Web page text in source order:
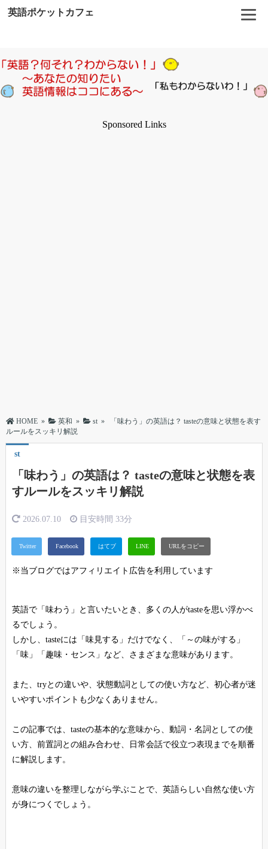
英語ポケットカフェ
Sponsored Links
HOME » 英和 » st »
「味わう」の英語は？ tasteの意味と状態を表す
ルールをスッキリ解説
st
「味わう」の英語は？ tasteの意味と状態を表
すルールをスッキリ解説
2026.07.10 目安時間 33分
※当ブログではアフィリエイト広告を利用しています
英語で「味わう」と言いたいとき、多くの人がtasteを思い浮かべ
るでしょう。
しかし、tasteには「味見する」だけでなく、「～の味がする」
「味」「趣味・センス」など、さまざまな意味があります。
また、tryとの違いや、状態動詞としての使い方など、初心者が迷
いやすいポイントも少なくありません。
この記事では、tasteの基本的な意味から、動詞・名詞としての使
い方、前置詞との組み合わせ、日常会話で役立つ表現までを順番
に解説します。
意味の違いを整理しながら学ぶことで、英語らしい自然な使い方
が身につくでしょう。